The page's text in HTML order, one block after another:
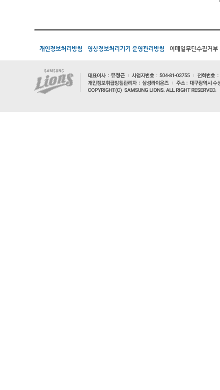
개인정보처리방침 영상정보처리기기 운영관리방침 이메일무단수집거부